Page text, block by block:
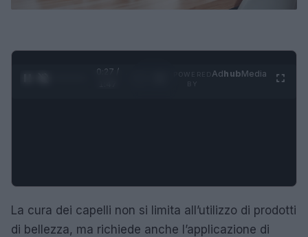
0:28 /
AdhubMedia
La cura dei capelli non si limita all’utilizzo di prodotti
di bellezza, ma richiede anche l’applicazione di